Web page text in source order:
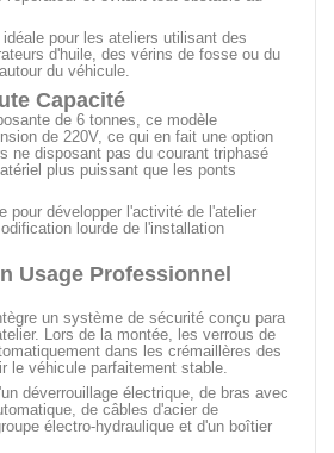
pour les ateliers utilisant des
d'huile, des vérins de fosse ou du
du véhicule.
Capacité
de 6 tonnes, ce modèle
de 220V, ce qui en fait une option
ne disposant pas du courant triphasé
plus puissant que les ponts
pour développer l'activité de l'atelier
lourde de l'installation
Usage Professionnel
un système de sécurité conçu para
Lors de la montée, les verrous de
dans les crémaillères des
le véhicule parfaitement stable.
déverrouillage électrique, de bras avec
de câbles d'acier de
électro-hydraulique et d'un boîtier